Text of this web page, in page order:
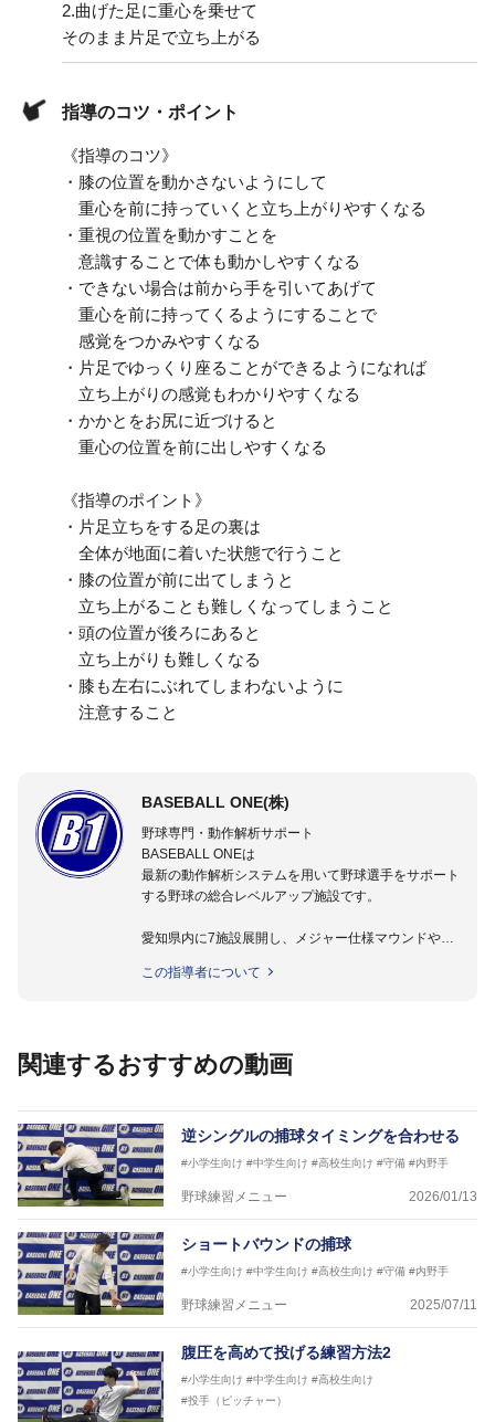
2.曲げた足に重心を乗せて
そのまま片足で立ち上がる
指導のコツ・ポイント
《指導のコツ》
・膝の位置を動かさないようにして
重心を前に持っていくと立ち上がりやすくなる
・重視の位置を動かすことを
意識することで体も動かしやすくなる
・できない場合は前から手を引いてあげて
重心を前に持ってくるようにすることで
感覚をつかみやすくなる
・片足でゆっくり座ることができるようになれば
立ち上がりの感覚もわかりやすくなる
・かかとをお尻に近づけると
重心の位置を前に出しやすくなる
《指導のポイント》
・片足立ちをする足の裏は
全体が地面に着いた状態で行うこと
・膝の位置が前に出てしまうと
立ち上がることも難しくなってしまうこと
・頭の位置が後ろにあると
立ち上がりも難しくなる
・膝も左右にぶれてしまわないように
注意すること
BASEBALL ONE(株)
野球専門・動作解析サポート
BASEBALL ONEは
最新の動作解析システムを用いて野球選手をサポート
する野球の総合レベルアップ施設です。
愛知県内に7施設展開し、メジャー仕様マウンドやト
動作解析システムを用いて、小学生からプロ野球選手
この指導者について
関連するおすすめの動画
逆シングルの捕球タイミングを合わせる
#小学生向け #中学生向け #高校生向け #守備 #内野手
野球練習メニュー 2026/01/13
ショートバウンドの捕球
#小学生向け #中学生向け #高校生向け #守備 #内野手
野球練習メニュー 2025/07/11
腹圧を高めて投げる練習方法2
#小学生向け #中学生向け #高校生向け
#投手（ピッチャー）